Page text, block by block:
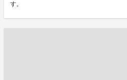
す。